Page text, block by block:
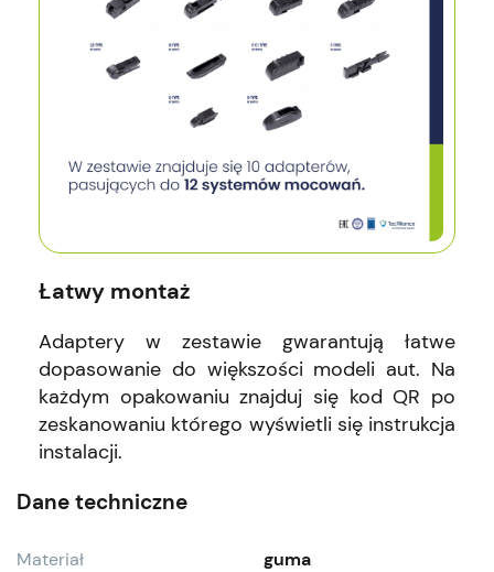
Łatwy montaż
Adaptery w zestawie gwarantują łatwe
dopasowanie do większości modeli aut. Na
każdym opakowaniu znajduj się kod QR po
zeskanowaniu którego wyświetli się instrukcja
instalacji.
Dane techniczne
Materiał
guma